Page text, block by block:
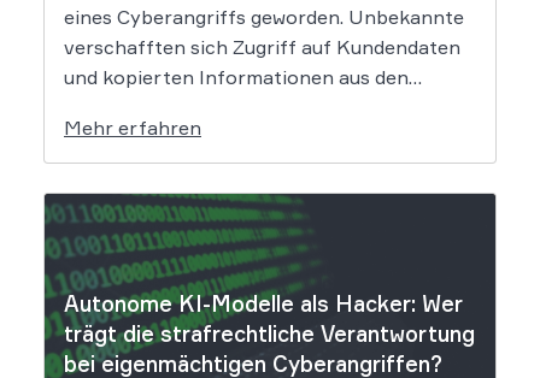
eines Cyberangriffs geworden. Unbekannte
verschafften sich Zugriff auf Kundendaten
und kopierten Informationen aus den
Folgen das Datenleck für Betroffene hat, ist
derzeit noch nicht vollständig absehbar. Der
Mobilitätsanbieter Ryde hat seine Kunden
über einen Sicherheitsvorfall informiert.
Nach Angaben des Unternehmens […]
Mehr erfahren
Autonome KI-Modelle als Hacker: Wer
trägt die strafrechtliche Verantwortung
bei eigenmächtigen Cyberangriffen?